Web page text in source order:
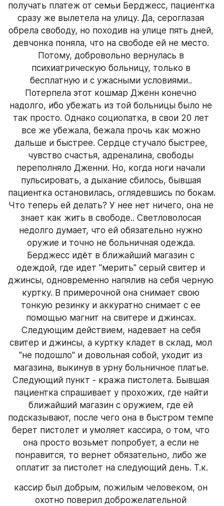
получать платеж от семьи Берджесс, пациентка
сразу же вылетела на улицу. Да, сероглазая
обрела свободу, но походив на улице пять дней,
девчонка поняла, что на свободе ей не место.
Потому, добровольно вернулась в
психиатрическую больницу, только в
бесплатную и с ужасными условиями..
Потерпела этот кошмар Дженн конечно
надолго, ибо убежать из той больницы было не
так просто. Однако социопатка, в свои 20 лет
все же убежала, бежала прочь как можно
дальше и быстрее. Сердце стучало быстрее,
чувство счастья, адреналина, свободы
переполняло Дженни. Но, когда ноги начали
пульсировать, а дыхание сбилось, бывшая
пациентка остановилась, оглядевшись по бокам.
Что теперь ей делать? У нее нет ничего, она не
знает как жить в свободе.. Светловолосая
недолго думает, что ей обязательно нужно
оружие и точно не больничная одежда.
Берджесс идёт в ближайший магазин с
одеждой, где идет "мерить" серый свитер и
джинсы, одновременно напялив на себя черную
куртку. В примерочной она снимает свою
тонкую резинку и аккуратно снимает с ее
помощью магнит на свитере и джинсах.
Следующим действием, надевает на себя
свитер и джинсы, а куртку кладет в склад, мол
"не подошло" и довольная собой, уходит из
магазина, выкинув в урну больничное платье.
Следующий пункт - кража пистолета. Бывшая
пациентка спрашивает у прохожих, где найти
ближайший магазин с оружием, где ей
подсказывают, после чего она в быстром темпе
берет пистолет и умоляет кассира, о том, что
она просто возьмет попробует, а если не
понравится, то вернет обязательно, либо же
оплатит за пистолет на следующий день. Т.к.
кассир был добрым, пожилым человеком, он
охотно поверил доброжелательной